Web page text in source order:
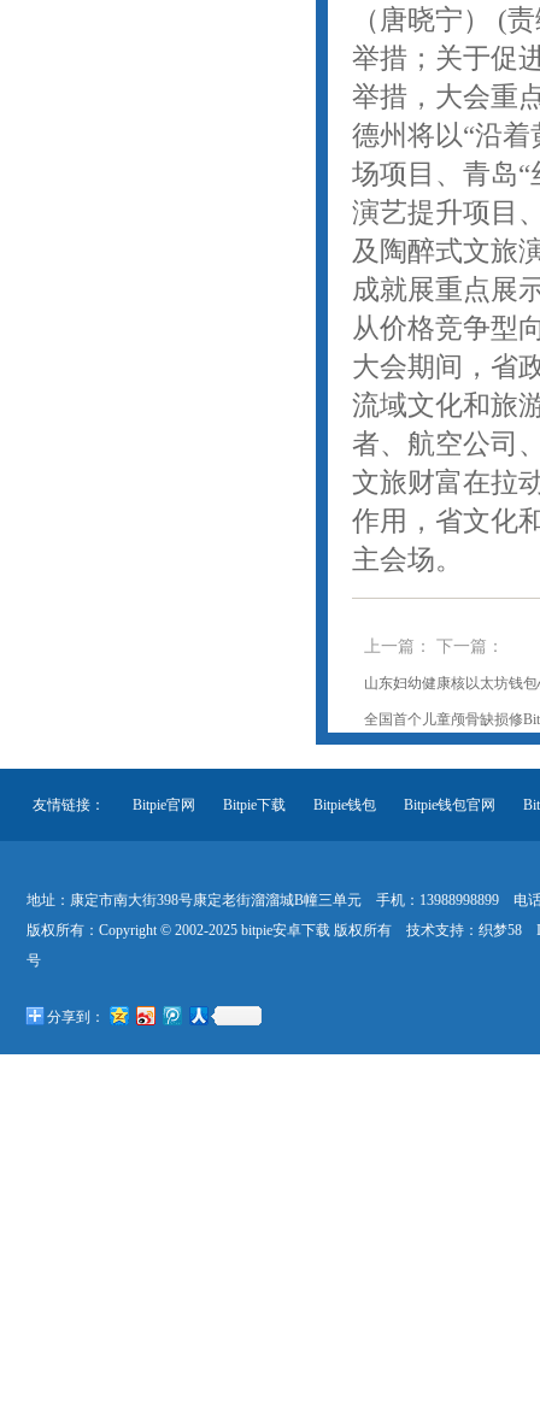
（唐晓宁） (
举措；关于促
举措，大会重
德州将以“沿
场项目、青岛
演艺提升项目
及陶醉式文旅
成就展重点展
从价格竞争型
大会期间，省
流域文化和旅
者、航空公司
文旅财富在拉
作用，省文化
主会场。
上一篇：
山东妇幼健康核以太坊钱
下一篇：
全国首个儿童颅骨缺损修
友情链接： Bitpie官网 Bitpie下载 Bitpie钱包 Bitpie钱包官网
地址：康定市南大街398号康定老街溜溜城B幢三单元 手机：13988998899 电
版权所有：Copyright © 2002-2025 bitpie安卓下载 版权所有 技术支持： 织梦58
号
分享到：